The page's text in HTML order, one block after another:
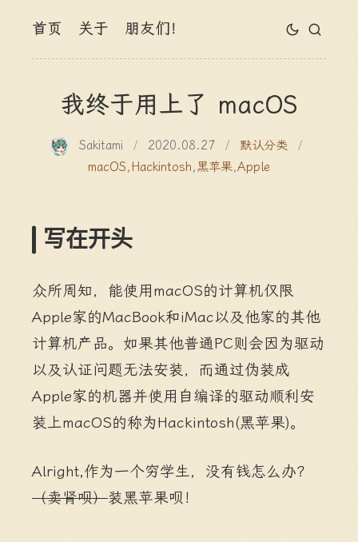
首页 关于 朋友们！
我终于用上了 macOS
Sakitami / 2020.08.27 / 默认分类
/
macOS,Hackintosh,黑苹果,Apple
写在开头
众所周知，能使用macOS的计算机仅限
Apple家的MacBook和iMac以及他家的其他
计算机产品。如果其他普通PC则会因为驱动
以及认证问题无法安装，而通过伪装成
Apple家的机器并使用自编译的驱动顺利安
装上macOS的称为Hackintosh(黑苹果)。
Alright,作为一个穷学生，没有钱怎么办？
（卖肾呗）装黑苹果呗！